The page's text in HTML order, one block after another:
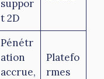
suppor
t 2D
Pénétr
ation
accrue,
Platefo
rmes